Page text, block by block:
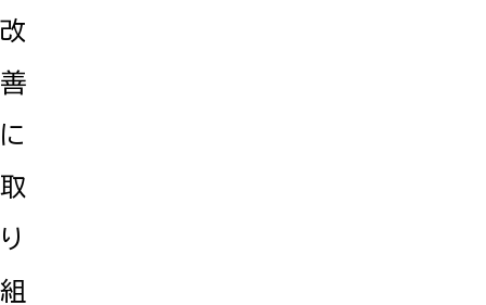
改
善
に
取
り
組